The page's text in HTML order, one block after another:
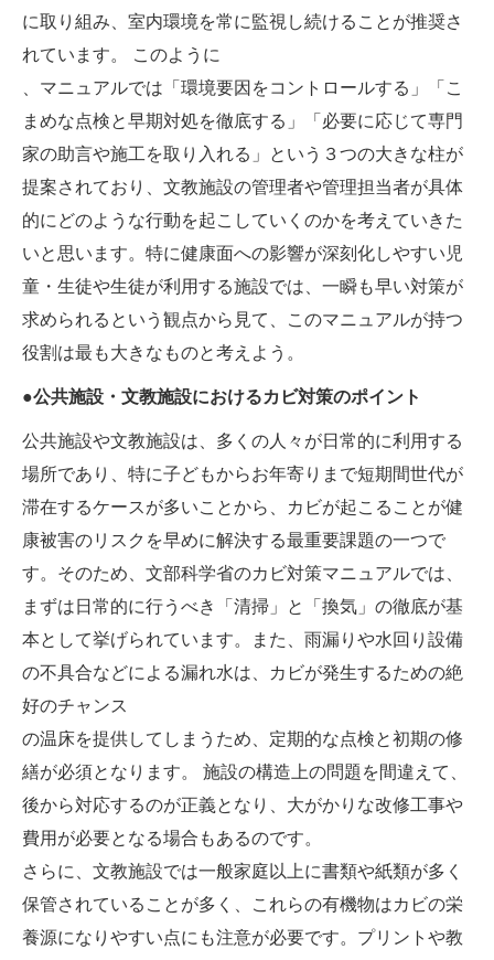
に取り組み、室内環境を常に監視し続けることが推奨さ
れています。 このように
、マニュアルでは「環境要因をコントロールする」「こ
まめな点検と早期対処を徹底する」「必要に応じて専門
家の助言や施工を取り入れる」という３つの大きな柱が
提案されており、文教施設の管理者や管理担当者が具体
的にどのような行動を起こしていくのかを考えていきた
いと思います。特に健康面への影響が深刻化しやすい児
童・生徒や生徒が利用する施設では、一瞬も早い対策が
求められるという観点から見て、このマニュアルが持つ
役割は最も大きなものと考えよう。
●公共施設・文教施設におけるカビ対策のポイント
公共施設や文教施設は、多くの人々が日常的に利用する
場所であり、特に子どもからお年寄りまで短期間世代が
滞在するケースが多いことから、カビが起こることが健
康被害のリスクを早めに解決する最重要課題の一つで
す。そのため、文部科学省のカビ対策マニュアルでは、
まずは日常的に行うべき「清掃」と「換気」の徹底が基
本として挙げられています。また、雨漏りや水回り設備
の不具合などによる漏れ水は、カビが発生するための絶
好のチャンス
の温床を提供してしまうため、定期的な点検と初期の修
繕が必須となります。 施設の構造上の問題を間違えて、
後から対応するのが正義となり、大がかりな改修工事や
費用が必要となる場合もあるのです。
さらに、文教施設では一般家庭以上に書類や紙類が多く
保管されていることが多く、これらの有機物はカビの栄
養源になりやすい点にも注意が必要です。プリントや教